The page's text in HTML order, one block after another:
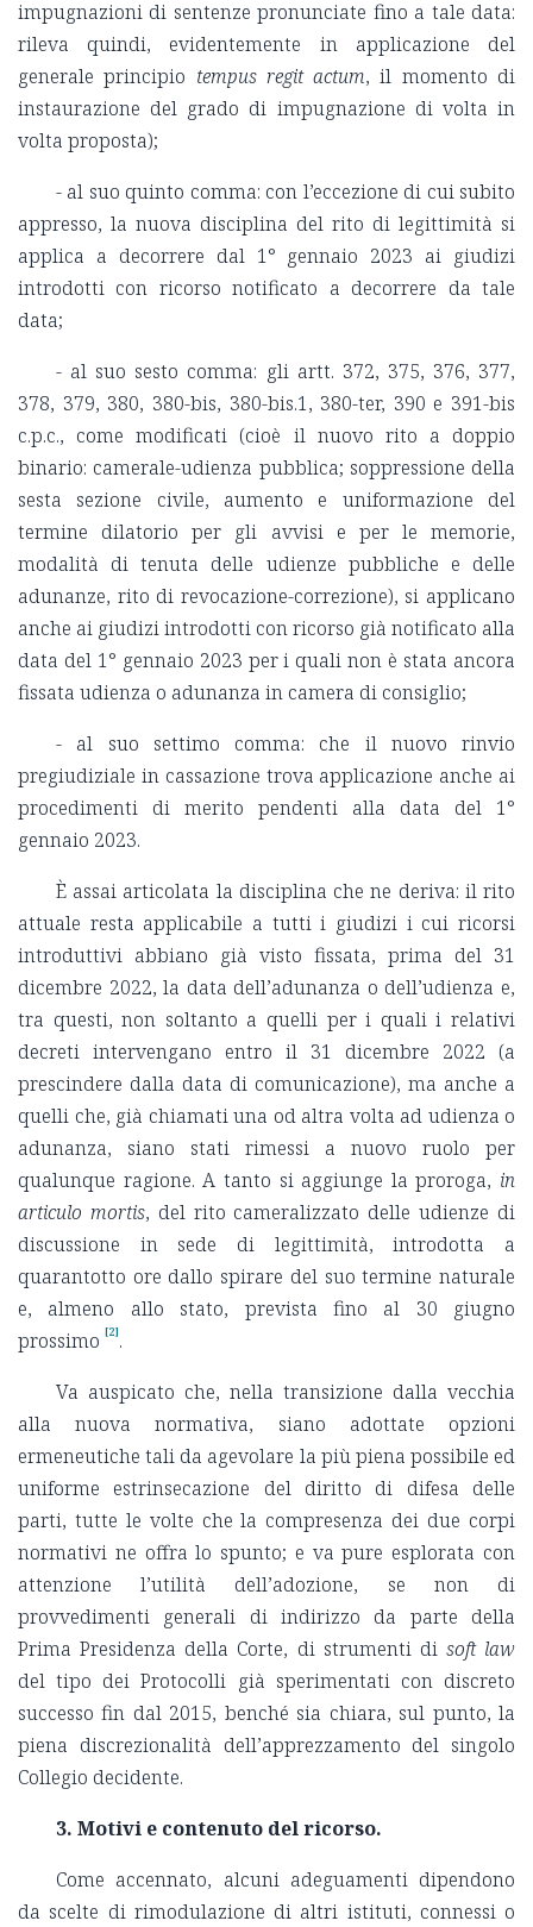
impugnazioni di sentenze pronunciate fino a tale data:
rileva quindi, evidentemente in applicazione del
generale principio tempus regit actum, il momento di
instaurazione del grado di impugnazione di volta in
volta proposta);
- al suo quinto comma: con l’eccezione di cui subito
appresso, la nuova disciplina del rito di legittimità si
applica a decorrere dal 1° gennaio 2023 ai giudizi
introdotti con ricorso notificato a decorrere da tale
data;
- al suo sesto comma: gli artt. 372, 375, 376, 377,
378, 379, 380, 380-bis, 380-bis.1, 380-ter, 390 e 391-bis
c.p.c., come modificati (cioè il nuovo rito a doppio
binario: camerale-udienza pubblica; soppressione della
sesta sezione civile, aumento e uniformazione del
termine dilatorio per gli avvisi e per le memorie,
modalità di tenuta delle udienze pubbliche e delle
adunanze, rito di revocazione-correzione), si applicano
anche ai giudizi introdotti con ricorso già notificato alla
data del 1° gennaio 2023 per i quali non è stata ancora
fissata udienza o adunanza in camera di consiglio;
- al suo settimo comma: che il nuovo rinvio
pregiudiziale in cassazione trova applicazione anche ai
procedimenti di merito pendenti alla data del 1°
gennaio 2023.
È assai articolata la disciplina che ne deriva: il rito
attuale resta applicabile a tutti i giudizi i cui ricorsi
introduttivi abbiano già visto fissata, prima del 31
dicembre 2022, la data dell’adunanza o dell’udienza e,
tra questi, non soltanto a quelli per i quali i relativi
decreti intervengano entro il 31 dicembre 2022 (a
prescindere dalla data di comunicazione), ma anche a
quelli che, già chiamati una od altra volta ad udienza o
adunanza, siano stati rimessi a nuovo ruolo per
qualunque ragione. A tanto si aggiunge la proroga, in
articulo mortis, del rito cameralizzato delle udienze di
discussione in sede di legittimità, introdotta a
quarantotto ore dallo spirare del suo termine naturale
e, almeno allo stato, prevista fino al 30 giugno
prossimo [2].
Va auspicato che, nella transizione dalla vecchia
alla nuova normativa, siano adottate opzioni
ermeneutiche tali da agevolare la più piena possibile ed
uniforme estrinsecazione del diritto di difesa delle
parti, tutte le volte che la compresenza dei due corpi
normativi ne offra lo spunto; e va pure esplorata con
attenzione l’utilità dell’adozione, se non di
provvedimenti generali di indirizzo da parte della
Prima Presidenza della Corte, di strumenti di soft law
del tipo dei Protocolli già sperimentati con discreto
successo fin dal 2015, benché sia chiara, sul punto, la
piena discrezionalità dell’apprezzamento del singolo
Collegio decidente.
3. Motivi e contenuto del ricorso.
Come accennato, alcuni adeguamenti dipendono
da scelte di rimodulazione di altri istituti, connessi o